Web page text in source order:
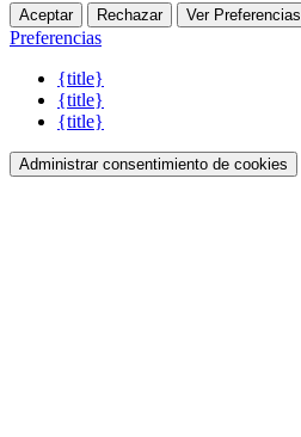
Aceptar Rechazar Ver Preferencias
Preferencias
{title}
{title}
{title}
Administrar consentimiento de cookies